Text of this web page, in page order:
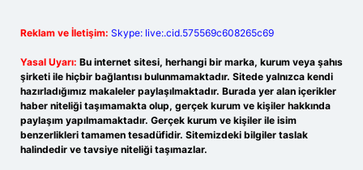
Reklam ve İletişim: Skype: live:.cid.575569c608265c69
Yasal Uyarı: Bu internet sitesi, herhangi bir marka, kurum veya şahıs
şirketi ile hiçbir bağlantısı bulunmamaktadır. Sitede yalnızca kendi
hazırladığımız makaleler paylaşılmaktadır. Burada yer alan içerikler
haber niteliği taşımamakta olup, gerçek kurum ve kişiler hakkında
paylaşım yapılmamaktadır. Gerçek kurum ve kişiler ile isim
benzerlikleri tamamen tesadüfidir. Sitemizdeki bilgiler taslak
halindedir ve tavsiye niteliği taşımazlar.